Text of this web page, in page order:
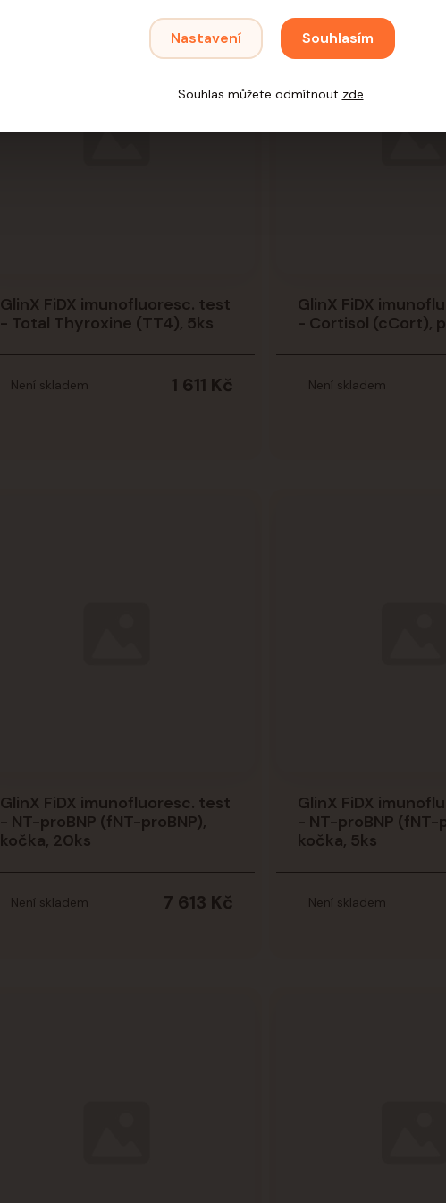
GlinX FiDX imunofluoresc. test
- Total Thyroxine (TT4), 5ks
1 611 Kč
Není skladem
GlinX FiDX
- Cortisol (cCort),
Není skladem
GlinX FiDX imunofluoresc. test
- NT-proBNP (fNT-proBNP),
kočka, 20ks
7 613 Kč
Není skladem
GlinX FiDX
- NT-proBNP (fNT-
kočka, 5ks
Není skladem
Nastavení Souhlasím
Souhlas můžete odmítnout zde